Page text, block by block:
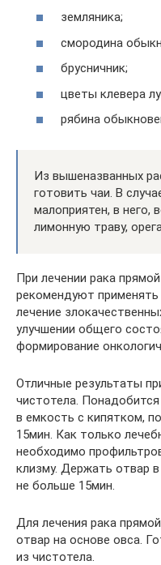
земляника;
смородина
брусничник;
цветы клевера
рябина
Из вышеназванных
готовить чаи. В
малоприятен, в него,
лимонную траву,
При лечении рака
рекомендуют
лечение
улучшении общего
формирование
Отличные результаты
чистотела.
в емкость с кипятком,
15мин. Как только
необходимо
клизму. Держать отвар
не больше 15мин.
Для лечения рака
отвар на основе овса.
из чистотела.